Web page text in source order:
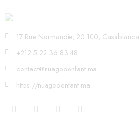
17 Rue Normandie, 20 100, Casablanca
+212 5 22 36 83 48
contact@nuagedenfant.ma
https://nuagedenfant.ma